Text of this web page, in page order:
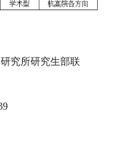
究所研究生部联